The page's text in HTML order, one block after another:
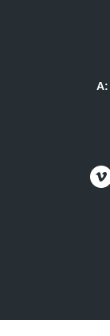
A: